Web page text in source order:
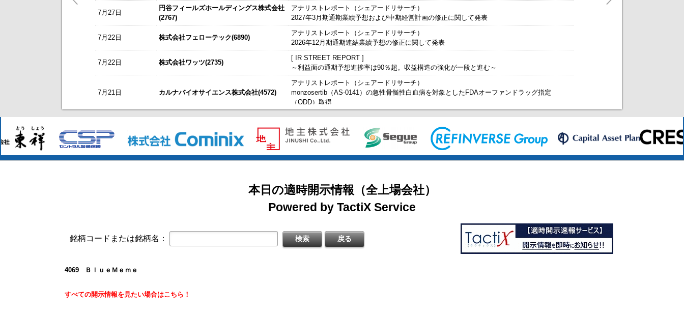
2026年8月5日(水)放映 日経CNBC「MARKET COMPASS」内「直撃IR」に出演しました（リンク期間：2027年8月5日まで）
オムニ・プラス・システム(7699)
今すぐ登録
2026年定時株主総会招集通知及び株主総会参考書類（全文版）
コーユーレンティアとサムコ、独自構造の「移動式柵」で実用新案取得～現場の安全性向上と作業効率化を実現する独自構造を開発～
令和8年熊本地震の被害に対する支援について
リーダー電子(6867)
VTホールディングス(7593)
今すぐ登録
譲渡制限付株式報酬としての自己株式の処分の払込完了に関するお知らせ
譲渡制限付株式報酬としての自己株式の処分の払込完了に関するお知らせ
令和８年熊本地震による当社グループの被害状況と操業再開について（第二報）
ファーストコーポレーション(1430)
今すぐ登録
キューブ(7112)
7月27日
円谷フィールズホールディングス株式会社
(2767)
アナリストレポート（シェアードリサーチ）
2027年3月期通期業績予想および中期経営計画の修正に関して発表
7月22日 株式会社フェローテック(6890)
アナリストレポート（シェアードリサーチ）
2026年12月期通期連結業績予想の修正に関して発表
7月22日 株式会社ワッツ(2735)
[ IR STREET REPORT ]
～利益面の通期予想進捗率は90％超。収益構造の強化が一段と進む～
7月21日 カルナバイオサイエンス株式会社(4572)
アナリストレポート（シェアードリサーチ）
monzosertib（AS-0141）の急性骨髄性白血病を対象としたFDAオーファンドラッグ指定
（ODD）取得
今後のスケジュールにつきましては、こちらよりご確認ください。
～ 戦略的グローバルＩＲのご案内 ～
【ニュースリリース】「WEB海外IRサービス」提供開始！ ～海外機関投資家とのWEBスモールミーティングをアレンジします！～
【ご提案書】戦略的グローバルＩＲのご提案
新規掲載企業
掲載開始日：8/3
カバー（5253：グロース）
掲載開始日：7/1
ゴルフ・ドゥ（3032：ネクスト）
掲載開始日：5/21
梅の花グループ（7604：スタンダード）
本日の適時開示情報（全上場会社）
Powered by TactiX Service
銘柄コードまたは銘柄名：
4069 ＢｌｕｅＭｅｍｅ
すべての開示情報を見たい場合はこちら！